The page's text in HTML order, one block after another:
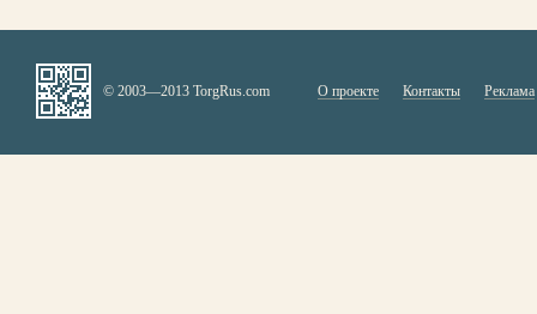
© 2003—2013 TorgRus.com О проекте Контакты Реклама